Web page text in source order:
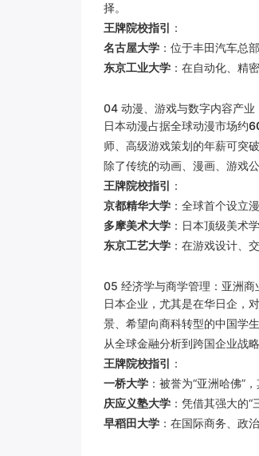
择。
王牌院校指引 ：
名古屋大学 ：位于丰田汽车总
东京工业大学 ：在自动化、精
04 动漫、游戏与数字内容产业
日本动漫占据全球动漫市场约
师、高级游戏策划的年薪可突破
除了传统的动画、漫画、游戏
王牌院校指引 ：
京都精华大学 ：全球首个设立
多摩美术大学 ：日本顶级美术
东京工艺大学 ：在游戏设计、
05 经济学与商学管理：亚洲商
日本企业，尤其是在华日企，
景、希望向商科转型的中国学生
从全球金融分析到跨国企业战
王牌院校指引 ：
一桥大学 ：被誉为“亚洲哈佛”
庆应义塾大学 ：凭借其强大的
早稻田大学 ：在国际商务、政